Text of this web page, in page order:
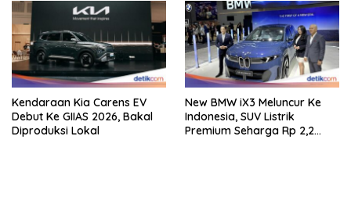
Kendaraan Kia Carens EV
Debut Ke GIIAS 2026, Bakal
Diproduksi Lokal
New BMW iX3 Meluncur Ke
Indonesia, SUV Listrik
Premium Seharga Rp 2,2